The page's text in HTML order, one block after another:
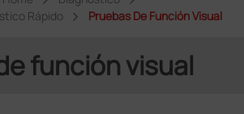
Rápido
Pruebas De Función Visual
función visual